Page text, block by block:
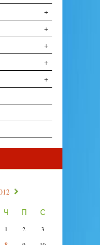
+
+
+
+
+
»
Ч П С
1 2
3